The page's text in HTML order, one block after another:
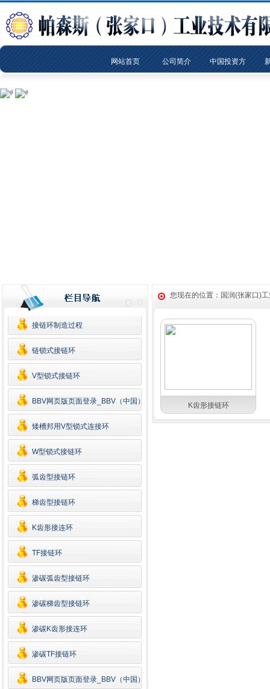
网站首页 公司简介 中国投资方
您现在的位置： 国润(张家口)
接链环制造过程
链锁式接链环
V型锁式接链环
BBV网页版页面登录_BBV（中国）
矮槽邦用V型锁式连接环
W型锁式接链环
弧齿型接链环
梯齿型接链环
K齿形接连环
TF接链环
渗碳弧齿型接链环
渗碳梯齿型接链环
渗碳K齿形接连环
渗碳TF接链环
BBV网页版页面登录_BBV（中国）
K齿形接链环